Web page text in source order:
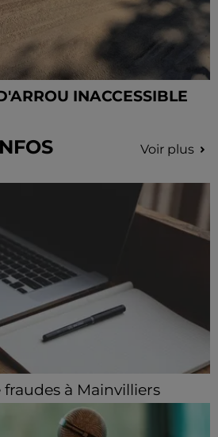
INACCESSIBLE
Voir plus
à Mainvilliers
tentent de voler vos